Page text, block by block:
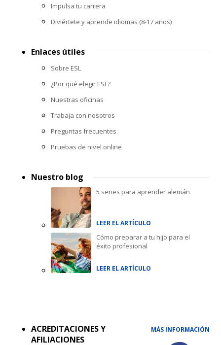
Impulsa tu carrera
Diviértete y aprende idiomas (8-17 años)
Enlaces útiles
Sobre ESL
¿Por qué elegir ESL?
Nuestras oficinas
Trabaja con nosotros
Preguntas frecuentes
Pruebas de nivel online
Nuestro blog
5 series para aprender alemán
LEER EL ARTÍCULO
Cómo preparar a tu hijo para el
éxito profesional
LEER EL ARTÍCULO
ACREDITACIONES Y
AFILIACIONES
MÁS INFORMACIÓN